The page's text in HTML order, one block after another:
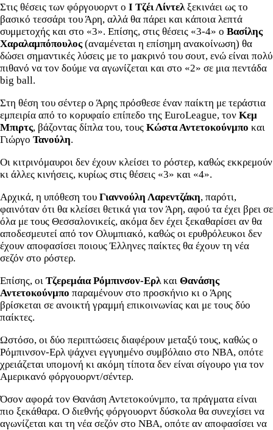
Στις θέσεις των φόργουορντ ο Ι Τζέι Λίντελξεκινάει ως το
βασικό τεσσάρι του Άρη, αλλά θα πάρει και κάποια λεπτά
συμμετοχής και στο «3». Επίσης, στις θέσεις «3-4» ο Βασίλης
Χαραλαμπόπουλος(αναμένεται η επίσημη ανακοίνωση) θα
δώσει σημαντικές λύσεις με το μακρινό του σουτ, ενώ είναι πολύ
πιθανό να τον δούμε να αγωνίζεται και στο «2» σε μια πεντάδα
big ball.
Στη θέση του σέντερ ο Άρης πρόσθεσε έναν παίκτη με τεράστια
εμπειρία από το κορυφαίο επίπεδο της EuroLeague, τον Κεμ
Μπιρτς, βάζοντας δίπλα του, τους Κώστα Αντετοκούνμπο και
Γιώργο Τανούλη.
Οι κιτρινόμαυροι δεν έχουν κλείσει το ρόστερ, καθώς εκκρεμούν
κι άλλες κινήσεις, κυρίως στις θέσεις «3» και «4».
Αρχικά, η υπόθεση του Γιαννούλη Λαρεντζάκη, παρότι,
φαινόταν ότι θα κλείσει θετικά για τον Άρη, αφού τα έχει βρει σε
όλα με τους Θεσσαλονικείς, ακόμα δεν έχει ξεκαθαρίσει αν θα
αποδεσμευτεί από τον Ολυμπιακό, καθώς οι ερυθρόλευκοι δεν
έχουν αποφασίσει ποιους Έλληνες παίκτες θα έχουν τη νέα
σεζόν στο ρόστερ.
Επίσης, οι Τζερεμάια Ρόμπινσον-Ερλκαι Θανάσης
Αντετοκούνμπο παραμένουν στο προσκήνιο κι ο Άρης
βρίσκεται σε ανοικτή γραμμή επικοινωνίας και με τους δύο
παίκτες.
Ωστόσο, οι δύο περιπτώσεις διαφέρουν μεταξύ τους, καθώς ο
Ρόμπινσον-Ερλ ψάχνει εγγυημένο συμβόλαιο στο NBA, οπότε
χρειάζεται υπομονή κι ακόμη τίποτα δεν είναι σίγουρο για τον
Αμερικανό φόργουορντ/σέντερ.
Όσον αφορά τον Θανάση Αντετοκούνμπο, τα πράγματα είναι
πιο ξεκάθαρα. Ο διεθνής φόργουορντ δύσκολα θα συνεχίσει να
αγωνίζεται και τη νέα σεζόν στο ΝΒΑ, οπότε αν αποφασίσει να